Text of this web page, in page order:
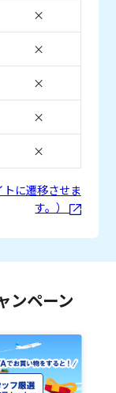
×取り扱い無し
×取り扱い無し
×取り扱い無し
×取り扱い無し
×取り扱い無し
に遷移させま
す。）
ンペーン